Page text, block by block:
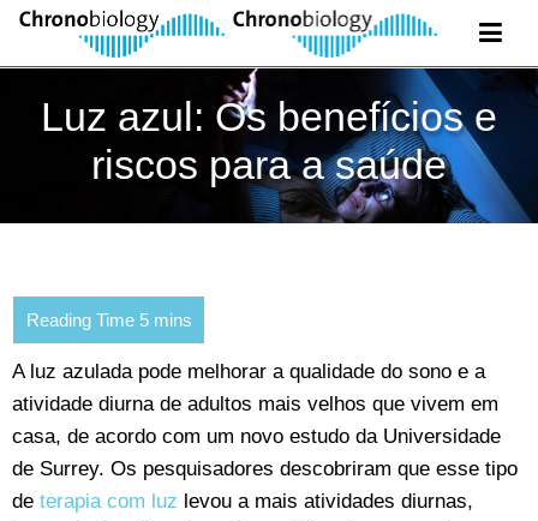
Luz azul: Os benefícios e
riscos para a saúde
A luz azulada pode melhorar a qualidade do sono e a
atividade diurna de adultos mais velhos que vivem em
casa, de acordo com um novo estudo da Universidade
de Surrey. Os pesquisadores descobriram que esse tipo
de terapia com luz levou a mais atividades diurnas,